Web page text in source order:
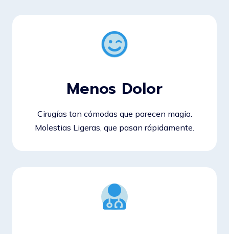
Menos Dolor
Cirugías tan cómodas que parecen magia.
Molestias Ligeras, que pasan rápidamente.